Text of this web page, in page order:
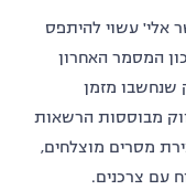
אלי' עשוי להיתפס
המסמר האחרון
שנחשבו מזמן
מבוססות הרשאות
מסרים מוצלחים,
עם צרכנים.